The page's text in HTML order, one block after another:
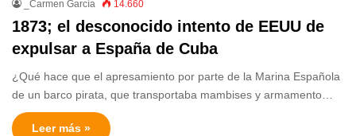
_Carmen García 14.660
1873; el desconocido intento de EEUU de
expulsar a España de Cuba
¿Qué hace que el apresamiento por parte de la Marina Española
de un barco pirata, que transportaba mambises y armamento…
Leer más »